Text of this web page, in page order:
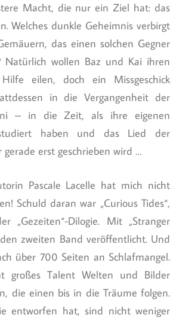
Macht, die nur ein Ziel hat: das
Welches dunkle Geheimnis verbirgt
das einen solchen Gegner
wollen Baz und Kai ihren
eilen, doch ein Missgeschick
in die Vergangenheit der
– in die Zeit, als ihre eigenen
haben und das Lied der
erst geschrieben wird …
Pascale Lacelle hat mich nicht
Schuld daran war „Curious Tides“,
„Gezeiten“-Dilogie. Mit „Stranger
zweiten Band veröffentlicht. Und
über 700 Seiten an Schlafmangel.
großes Talent Welten und Bilder
die einen bis in die Träume folgen.
entworfen hat, sind nicht weniger